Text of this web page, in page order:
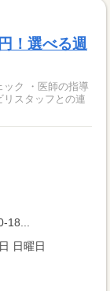
！選べる週
ク ・医師の指導
スタッフとの連
18...
日曜日